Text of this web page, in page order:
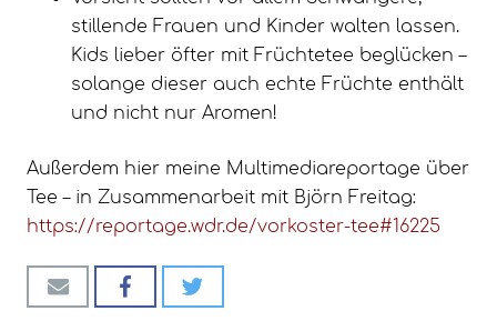
stillende Frauen und Kinder walten lassen.
Kids lieber öfter mit Früchtetee beglücken –
solange dieser auch echte Früchte enthält
und nicht nur Aromen!
Außerdem hier meine Multimediareportage über
Tee – in Zusammenarbeit mit Björn Freitag:
https://reportage.wdr.de/vorkoster-tee#16225